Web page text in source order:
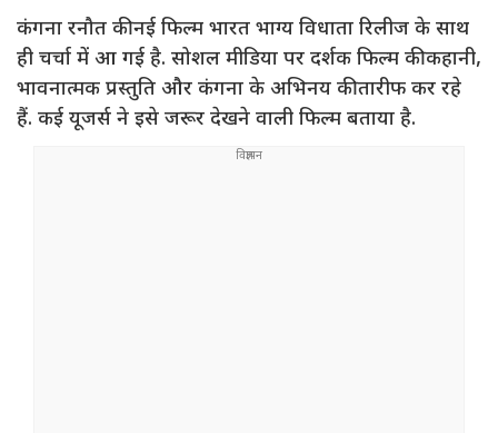
कंगना रनौत की नई फिल्म भारत भाग्य विधाता रिलीज के साथ
ही चर्चा में आ गई है. सोशल मीडिया पर दर्शक फिल्म की कहानी,
भावनात्मक प्रस्तुति और कंगना के अभिनय की तारीफ कर रहे
हैं. कई यूजर्स ने इसे जरूर देखने वाली फिल्म बताया है.